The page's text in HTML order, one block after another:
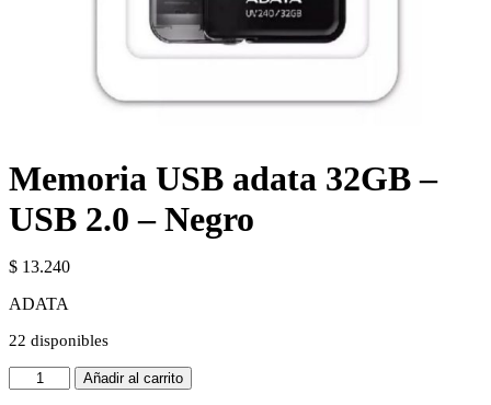
Memoria USB adata 32GB –
USB 2.0 – Negro
$ 13.240
ADATA
22 disponibles
Memoria
USB
Añadir al carrito